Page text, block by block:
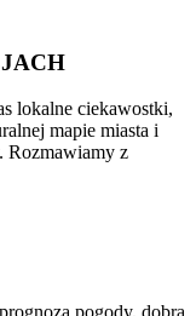
lokalne ciekawostki,
mapie miasta i
Rozmawiamy z
pogody, dobra